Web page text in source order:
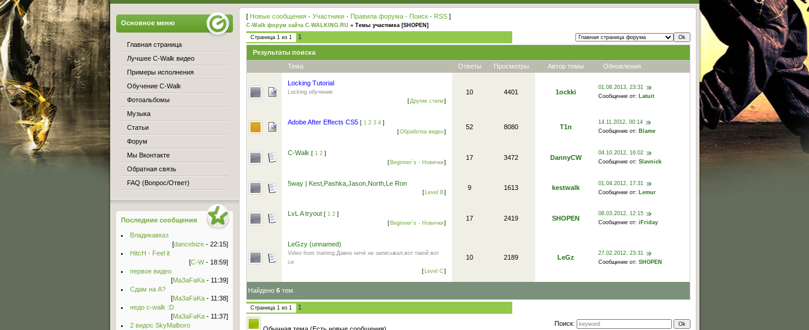
[ Новые сообщения· Участники· Правила форума· Поиск· RSS]
C-Walk форум сайта C-WALKING.RU » Темы участника [SHOPEN]
Страница 1из 1 1
Результаты поиска
Тема
Ответы Просмотры Автор темы Обновления
Locking Tutorial
Locking обучение
[Другие стили]
10 4401 1ockki
01.08.2013, 23:31
Сообщение от: Latuit
Adobe After Effects CS5 [ 1 2 3 4]
[Обработка видео]
52 8080 T1n
14.11.2012, 00:14
Сообщение от: Blame
C-Walk [ 1 2]
[ Beginner`s - Новички]
17 3472 DannyCW
04.10.2012, 16:02
Сообщение от: Slavnick
5way | Kest,Pashka,Jason,North,Le Ron
[ Level B]
9 1613 kestwalk
01.04.2012, 17:31
Сообщение от: Lemur
LvL A tryout [ 1 2]
[ Beginner`s - Новички]
17 2419 SHOPEN
08.03.2012, 12:15
Сообщение от: iFriday
LeGzy (unnamed)
Video from training.Давно ничё не записывал,вот такой вот
си
[ Level C ]
10 2189 LeGz
27.02.2012, 23:31
Сообщение от: SHOPEN
Найдено 6тем.
Страница 1из 1 1
Поиск:
Основное меню
Главная страница
Лучшее C-Walk видео
Примеры исполнения
Обучение C-Walk
Фотоальбомы
Музыка
Статьи
Форум
Мы Вконтакте
Обратная связь
FAQ (Вопрос/Ответ)
Последние сообщения
Владикавказ
[dancebize- 22:15]
HitcH - Feel it
[C-W- 18:59]
первое видео
[Ma3aFaKa- 11:39]
Сдам на А?
[Ma3aFaKa- 11:38]
недо c-walk :D
[Ma3aFaKa- 11:37]
2 видос SkyMalboro